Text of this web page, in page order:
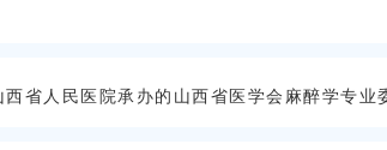
省人民医院承办的山西省医学会麻醉学专业